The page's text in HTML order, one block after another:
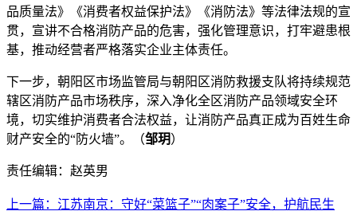
品质量法》《消费者权益保护法》《消防法》等法律法规的宣
贯，宣讲不合格消防产品的危害，强化管理意识，打牢避患根
基，推动经营者严格落实企业主体责任。
下一步，朝阳区市场监管局与朝阳区消防救援支队将持续规范
辖区消防产品市场秩序，深入净化全区消防产品领域安全环
境，切实维护消费者合法权益，让消防产品真正成为百姓生命
财产安全的“防火墙”。（邹玥）
责任编辑：赵英男
上一篇：江苏南京：守好“菜篮子”“肉案子”安全，护航民生